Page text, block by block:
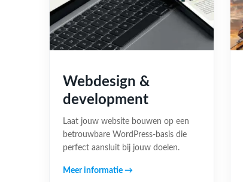
Webdesign &
development
Laat jouw website bouwen op een
betrouwbare WordPress-basis die
perfect aansluit bij jouw doelen.
Meer informatie →